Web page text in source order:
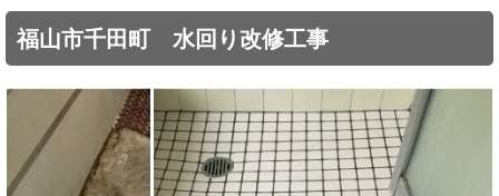
福山市千田町 水回り改修工事